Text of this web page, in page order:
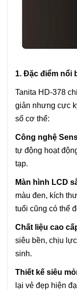
1. Đặc điểm nổi
Tanita HD-378
giản nhưng cực
số cơ thể:
Công nghệ
tự động hoạt
tạp.
Màn hình LCD
màu đen, kích
tuổi cũng có thể
Chất liệu cao
siêu bền, chịu
sinh.
Thiết kế siêu
lại vẻ đẹp hiện